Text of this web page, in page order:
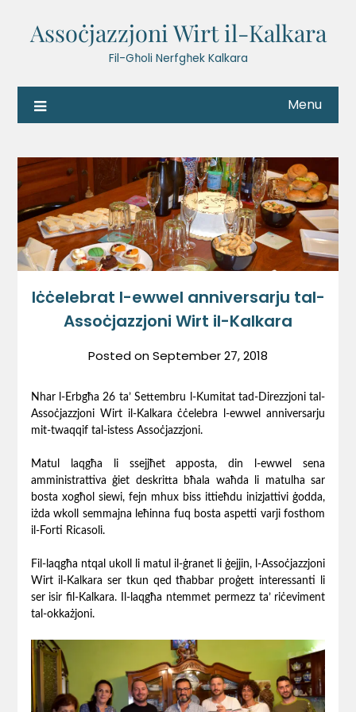
Assoċjazzjoni Wirt il-Kalkara
Fil-Għoli Nerfgħek Kalkara
Menu
Iċċelebrat l-ewwel anniversarju tal-
Assoċjazzjoni Wirt il-Kalkara
Posted onSeptember 27, 2018
Nhar l-Erbgħa 26 ta’ Settembru l-Kumitat tad-Direzzjoni tal-
Assoċjazzjoni Wirt il-Kalkara ċċelebra l-ewwel anniversarju
mit-twaqqif tal-istess Assoċjazzjoni.
Matul laqgħa li ssejjħet apposta, din l-ewwel sena
amministrattiva ġiet deskritta bħala waħda li matulha sar
bosta xogħol siewi, fejn mhux biss ittieħdu inizjattivi ġodda,
iżda wkoll semmajna leħinna fuq bosta aspetti varji fosthom
il-Forti Ricasoli.
Fil-laqgħa ntqal ukoll li matul il-ġranet li ġejjin, l-Assoċjazzjoni
Wirt il-Kalkara ser tkun qed tħabbar proġett interessanti li
ser isir fil-Kalkara. Il-laqgħa ntemmet permezz ta’ riċeviment
tal-okkażjoni.